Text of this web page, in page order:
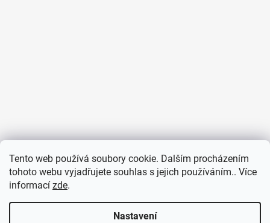
Tento web používá soubory cookie. Dalším procházením
tohoto webu vyjadřujete souhlas s jejich používáním.. Více
informací zde.
Nastavení
Sledovat na Instagramu